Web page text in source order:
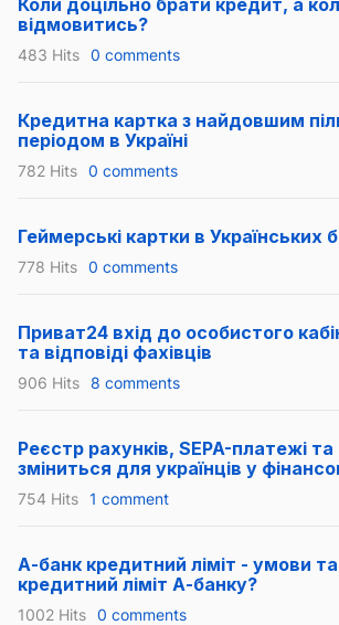
відмовитись?
483 Hits 0 comments
Кредитна картка з найдовшим
періодом в Україні
782 Hits 0 comments
Геймерські картки в Українських
778 Hits 0 comments
Приват24 вхід до особистого
та відповіді фахівців
906 Hits 8 comments
Реєстр рахунків, SEPA-платежі
зміниться для українців у
754 Hits 1 comment
А-банк кредитний ліміт - умови
кредитний ліміт А-банку?
1002 Hits 0 comments